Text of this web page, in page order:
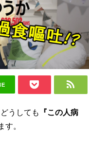
うしても
『この人病
す。